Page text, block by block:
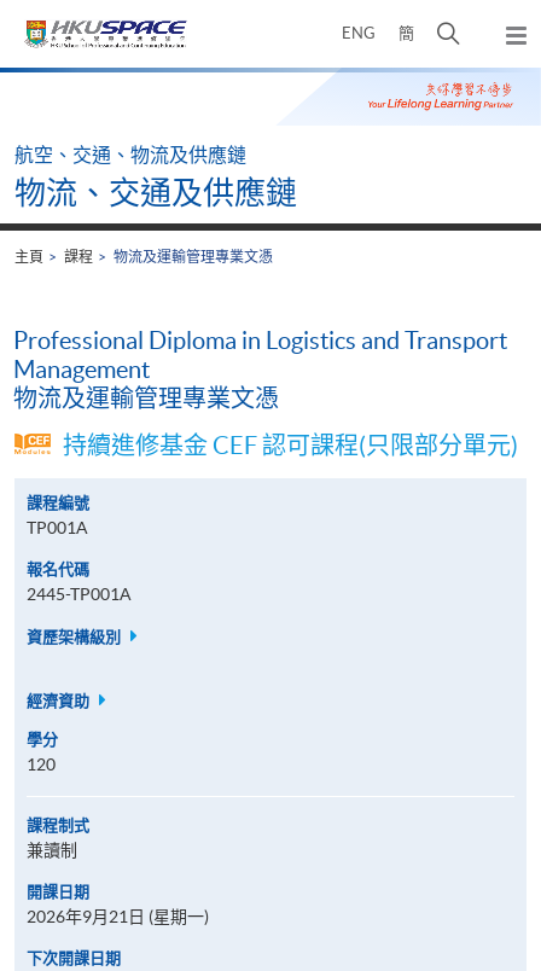
ENG 簡
開
搜
尋
彈
出
主
Main
航空、交通、物流及供應鏈
物流、交通及供應鏈
主頁 課程 物流及運輸管理專業文憑
Professional Diploma in Logistics and Transport
Management
物流及運輸管理專業文憑
持續進修基金 CEF 認可課程(只限部分單元)
課程編號
TP001A
報名代碼
2445-TP001A
資歷架構級別
經濟資助
學分
120
課程制式
兼讀制
開課日期
2026年9月21日 (星期一)
下次開課日期